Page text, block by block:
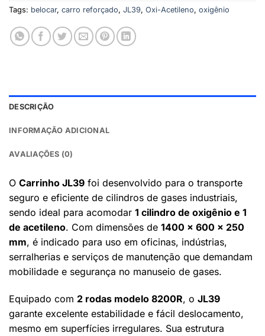
Tags: belocar, carro reforçado, JL39, Oxi-Acetileno, oxigênio
DESCRIÇÃO
INFORMAÇÃO ADICIONAL
AVALIAÇÕES (0)
O Carrinho JL39 foi desenvolvido para o transporte
seguro e eficiente de cilindros de gases industriais,
sendo ideal para acomodar 1 cilindro de oxigênio e 1
de acetileno. Com dimensões de 1400 x 600 x 250
mm, é indicado para uso em oficinas, indústrias,
serralherias e serviços de manutenção que demandam
mobilidade e segurança no manuseio de gases.
Equipado com 2 rodas modelo 8200R, o JL39
garante excelente estabilidade e fácil deslocamento,
mesmo em superfícies irregulares. Sua estrutura